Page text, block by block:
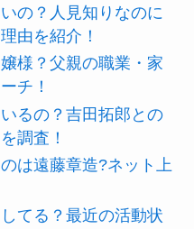
の？人見知りなのに
由を紹介！
様？父親の職業・家
チ！
るの？吉田拓郎との
調査！
は遠藤章造?ネット上
てる？最近の活動状